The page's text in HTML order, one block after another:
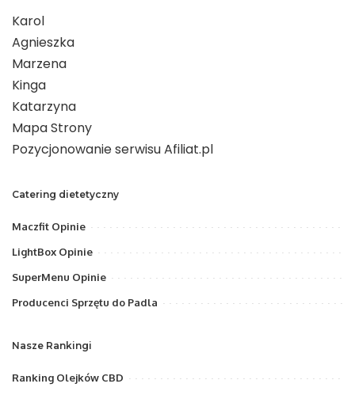
Karol
Agnieszka
Marzena
Kinga
Katarzyna
Mapa Strony
Pozycjonowanie serwisu Afiliat.pl
Catering dietetyczny
Maczfit Opinie
LightBox Opinie
SuperMenu Opinie
Producenci Sprzętu do Padla
Nasze Rankingi
Ranking Olejków CBD